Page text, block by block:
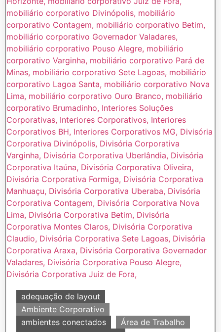
adequação de layout
Ambiente Corporativo
ambientes conectados
Área de Trabalho